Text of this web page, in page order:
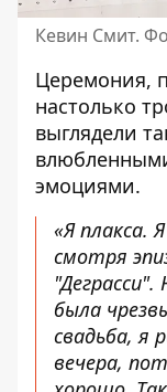
Кевин Смит.
Церемония,
настолько
выглядели
эмоциями.
«Я плакса.
смотря
была
свадьба, я
вечера,